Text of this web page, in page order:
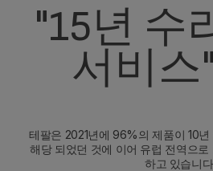
"15년 수
서비스
테팔은 2021년에 96%의 제품이 10
해당 되었던 것에 이어 유럽 전역으
하고 있습니